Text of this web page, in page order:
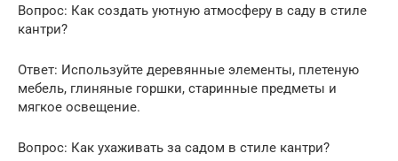
Вопрос: Как создать уютную атмосферу в саду в стиле
кантри?
Ответ: Используйте деревянные элементы, плетеную
мебель, глиняные горшки, старинные предметы и
мягкое освещение.
Вопрос: Как ухаживать за садом в стиле кантри?